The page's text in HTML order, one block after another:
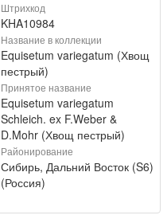
Штрихкод
KHA10984
Название в коллекции
Equisetum variegatum (Хвощ
пестрый)
Принятое название
Equisetum variegatum
Schleich. ex F.Weber &
D.Mohr (Хвощ пестрый)
Районирование
Сибирь, Дальний Восток (S6)
(Россия)